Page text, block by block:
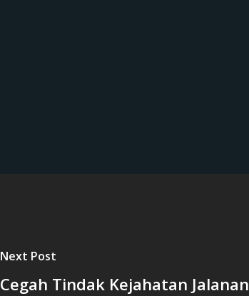
Next Post
Cegah Tindak Kejahatan Jalanan